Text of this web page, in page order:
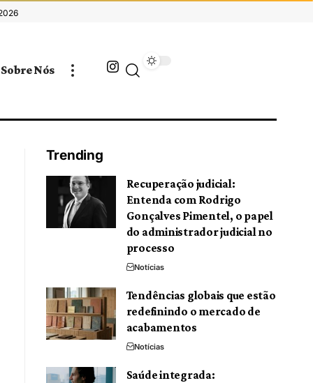
Sobre Nós
Trending
Recuperação judicial:
Entenda com Rodrigo
Gonçalves Pimentel, o papel
do administrador judicial no
processo
Notícias
Tendências globais que estão
redefinindo o mercado de
acabamentos
Notícias
Saúde integrada: